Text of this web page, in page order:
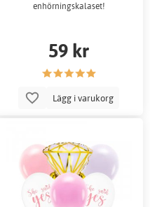
enhörningskalaset!
59 kr
Lägg i varukorg